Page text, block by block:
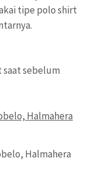
tipe polo shirt
saat sebelum
Halmahera